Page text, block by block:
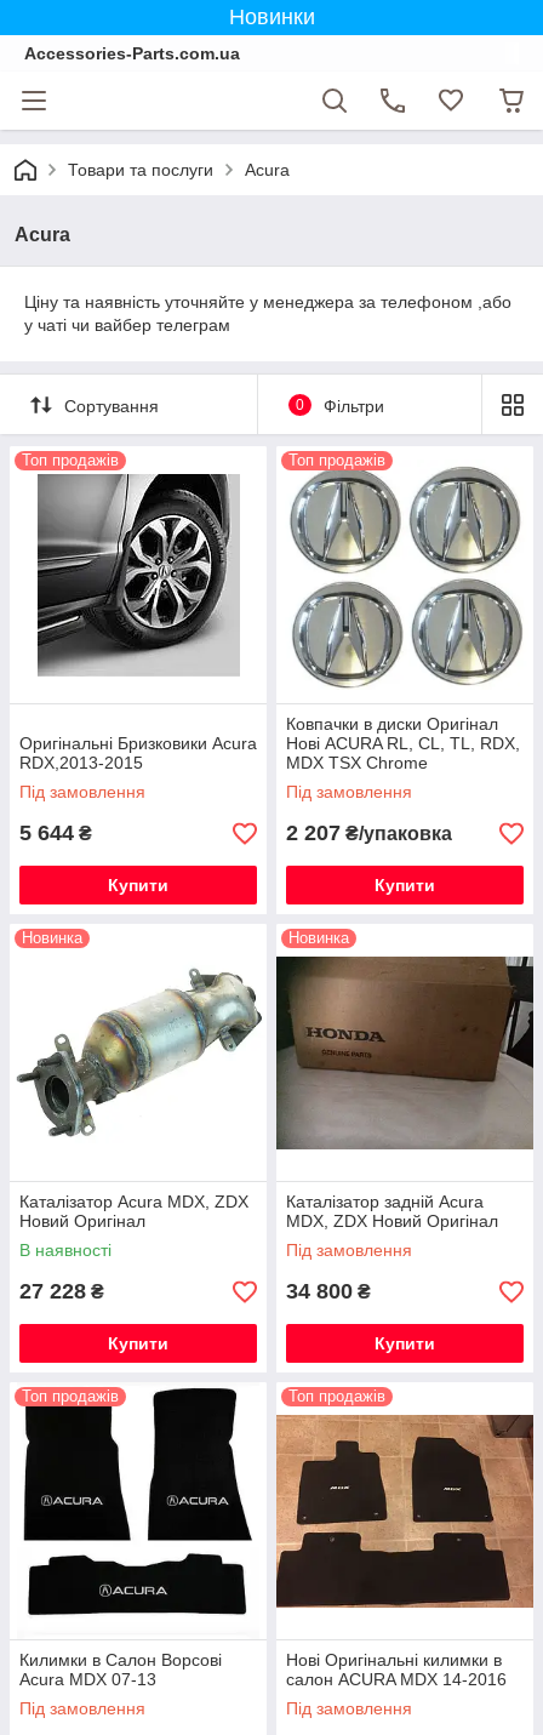
Новинки
Accessories-Parts.com.ua
Товари та послуги Acura
Acura
Ціну та наявність уточняйте у менеджера за телефоном ,або
у чаті чи вайбер телеграм
Сортування 0 Фільтри
Топ продажів
Оригінальні Бризковики Acura
RDX,2013-2015
Під замовлення
5 644 ₴
Купити
Топ продажів
Ковпачки в диски Оригінал
Нові ACURA RL, CL, TL, RDX,
MDX TSX Chrome
Під замовлення
2 207 ₴/упаковка
Купити
Новинка
Каталізатор Acura MDX, ZDX
Новий Оригінал
В наявності
27 228 ₴
Купити
Новинка
Каталізатор задній Acura
MDX, ZDX Новий Оригінал
Під замовлення
34 800 ₴
Купити
Топ продажів
Килимки в Салон Ворсові
Acura MDX 07-13
Під замовлення
Топ продажів
Нові Оригінальні килимки в
салон ACURA MDX 14-2016
Під замовлення